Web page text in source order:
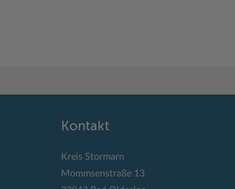
Kontakt
Kreis Stormarn
Mommsenstraße 13